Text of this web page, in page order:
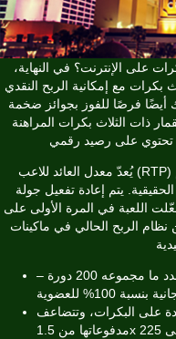
على الإنترنت؟ في النهاية،
بكرات مع إمكانية الربح النقدي
أيضًا فرصًا للفوز بجوائز ضخمة
ذات الثلاث بكرات المراهنة
يُعدّ معدل العائد للاعب (RTP) في أحدث ألعاب ماكينات القمار الإلكترونية أحد أهم
يتم إعادة تفعيل جولة
اللعبة في المرة الأولى على
الربح الحالي في ماكينات
– تقدم أفضل الكازينوهات على الإنترنت للمشاركين الجدد ما مجموعه 200 دورة
على البكرات، وتتضاعف